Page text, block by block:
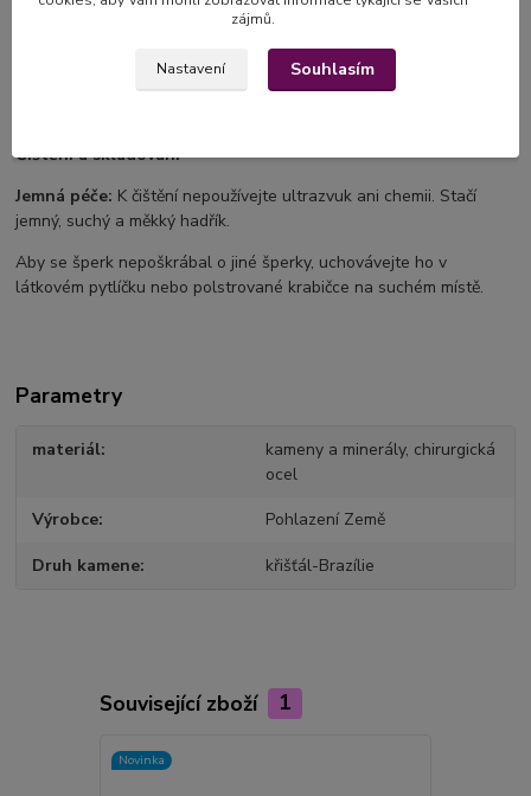
Před návštěvou bazénu, sprchy, sauny nebo sportu šperk
Vyhněte se kontaktu s mýdly a čistícími
Čištění a skladování
Jemná péče: K čištění nepoužívejte ultrazvuk ani chemii. Stačí
jemný, suchý a měkký hadřík.
Aby se šperk nepoškrábal o jiné šperky, uchovávejte ho v
látkovém pytlíčku nebo polstrované krabičce na suchém místě.
Parametry
materiál
kameny a minerály, chirurgická
ocel
Výrobce Pohlazení Země
Druh kamene křišťál-Brazílie
Související zboží 1
Novinka
zájmů.
Nastavení Souhlasím